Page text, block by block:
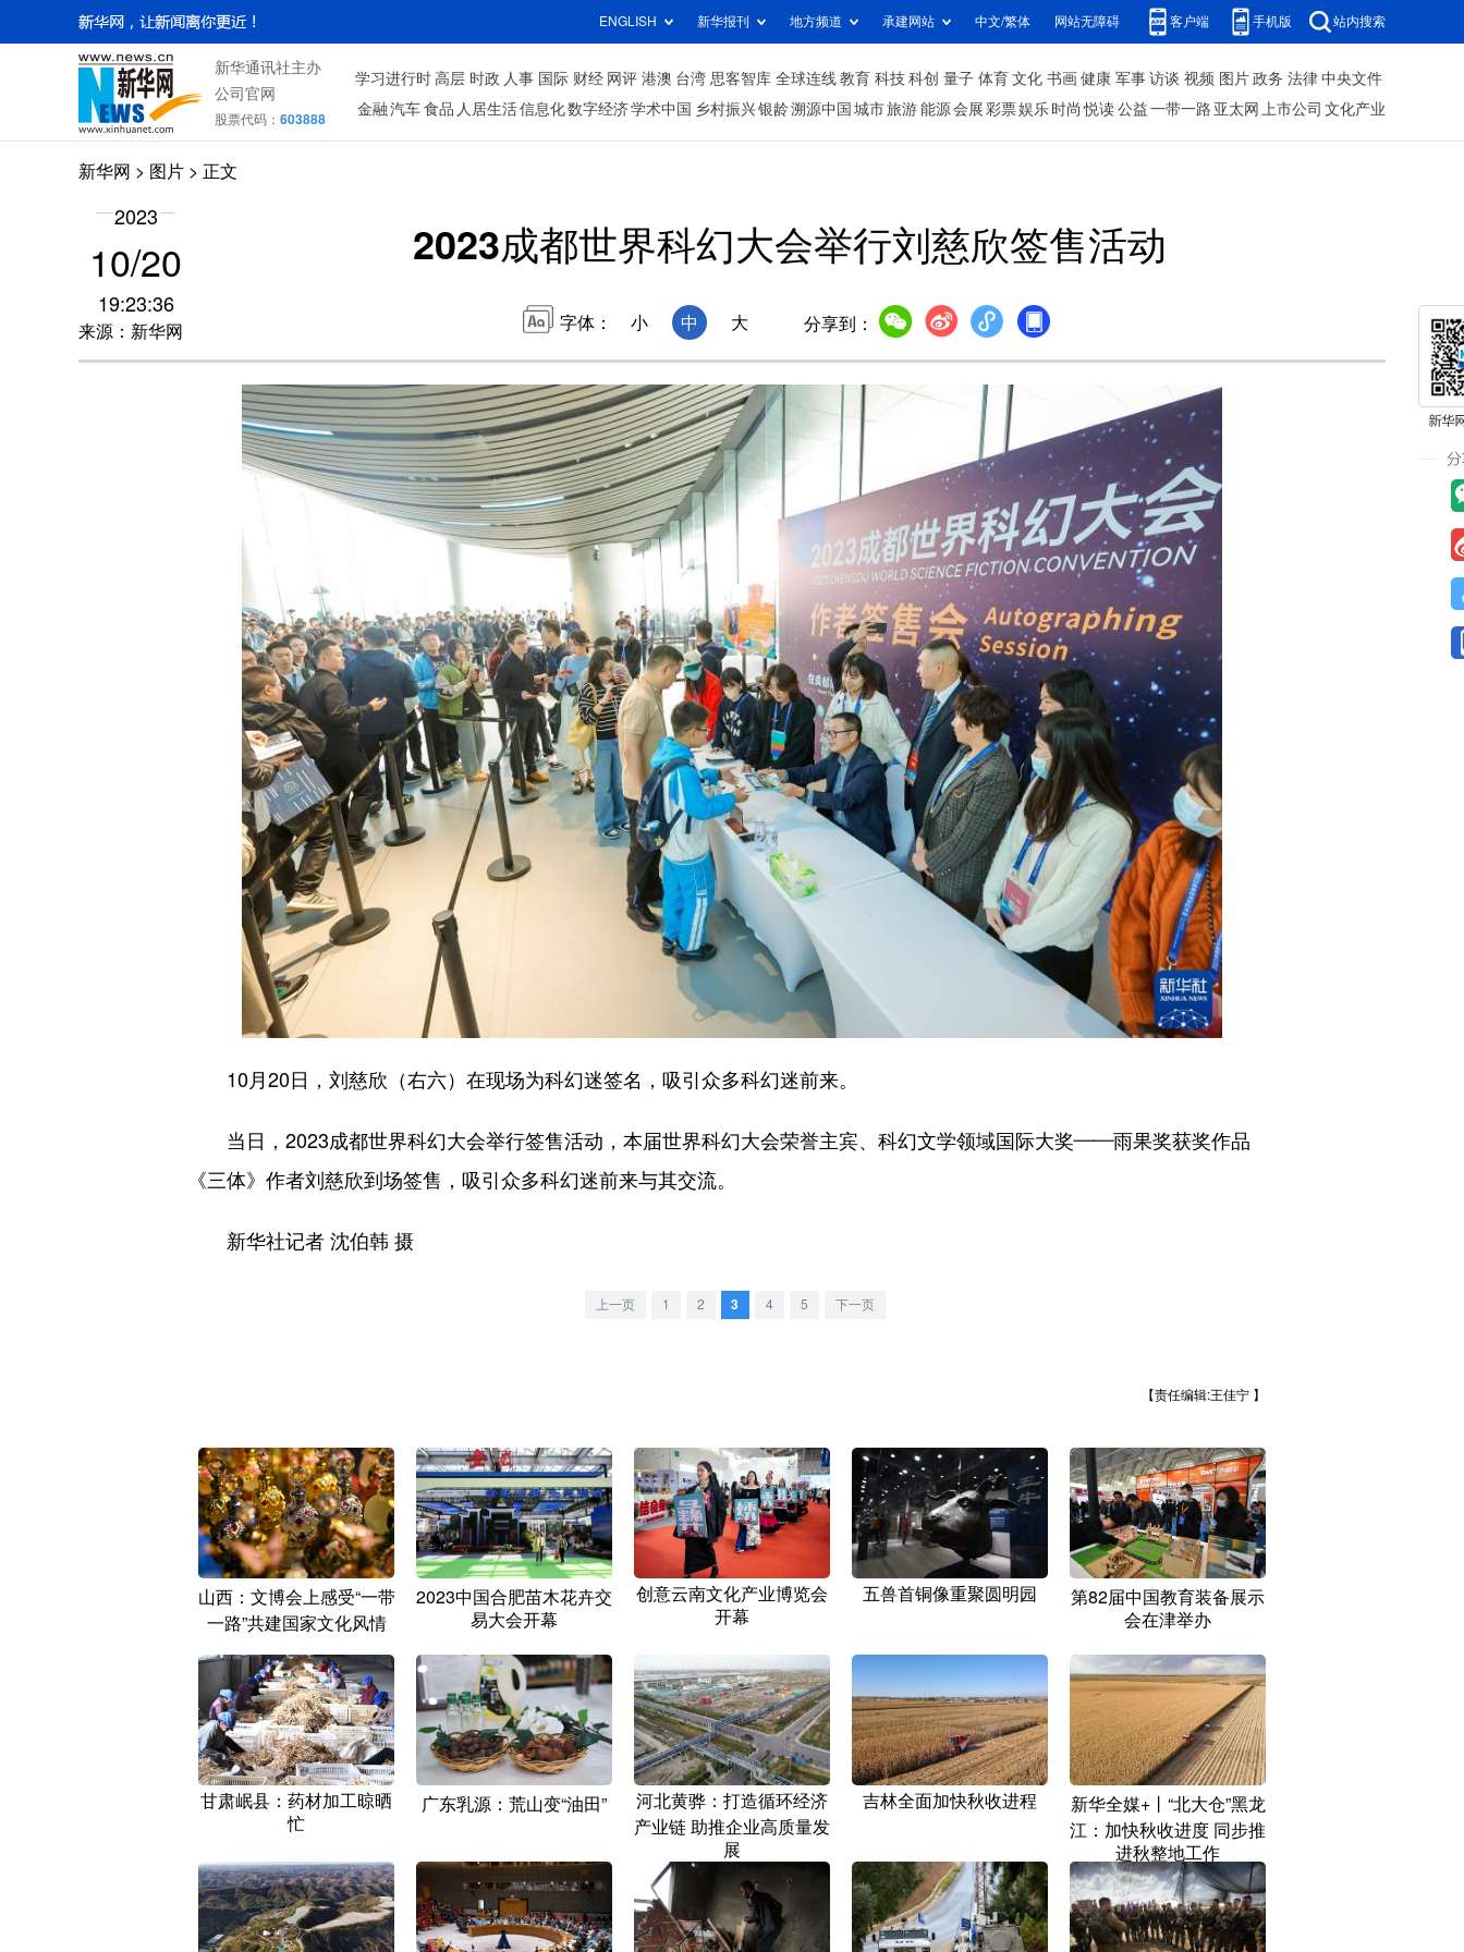
ENGLISH 新华报刊 地方频道 承建网站 中文/繁体 网站无障碍 客户端 手机版 站内搜索
新华通讯社主办
公司官网
股票代码： 603888
学习进行时 高层 时政 人事 国际 财经 网评 港澳 台湾 思客智库 全球连线 教育 科技 科创 量子 体育 文化 书画 健康 军事 访谈 视频 图片 政务 法律 中央文件
金融 汽车 食品 人居生活信息化数字经济学术中国 乡村振兴银龄溯源中国 城市旅游 能源 会展 彩票娱乐 时尚 悦读 公益 一带一路 亚太网 上市公司 文化产业
新华网 > 图片 > 正文
2023
10/20
19:23:36
来源：新华网
2023成都世界科幻大会举行刘慈欣签售活动
字体： 小 中 大 分享到：
10月20日，刘慈欣（右六）在现场为科幻迷签名，吸引众多科幻迷前来。
当日，2023成都世界科幻大会举行签售活动，本届世界科幻大会荣誉主宾、科幻文学领域国际大奖——雨果奖获奖作品
《三体》作者刘慈欣到场签售，吸引众多科幻迷前来与其交流。
新华社记者 沈伯韩 摄
上一页 1 2 3 4 5 下一页
【责任编辑:王佳宁 】
山西：文博会上感受“一带
一路”共建国家文化风情
2023中国合肥苗木花卉交
易大会开幕
创意云南文化产业博览会
开幕
五兽首铜像重聚圆明园
第82届中国教育装备展示
会在津举办
甘肃岷县：药材加工晾晒
忙
广东乳源：荒山变“油田”
河北黄骅：打造循环经济
产业链 助推企业高质量发
展
吉林全面加快秋收进程
新华全媒+丨“北大仓”黑龙
江：加快秋收进度 同步推
进秋整地工作